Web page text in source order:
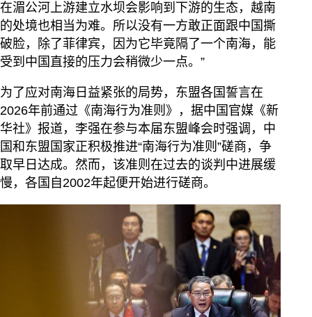
在湄公河上游建立水坝会影响到下游的生态，越南
的处境也相当为难。所以没有一方敢正面跟中国撕
破脸，除了菲律宾，因为它毕竟隔了一个南海，能
受到中国直接的压力会稍微少一点。”
为了应对南海日益紧张的局势，东盟各国誓言在
2026年前通过《南海行为准则》，据中国官媒《新
华社》报道，李强在参与本届东盟峰会时强调，中
国和东盟国家正积极推进“南海行为准则”磋商，争
取早日达成。然而，该准则在过去的谈判中进展缓
慢，各国自2002年起便开始进行磋商。